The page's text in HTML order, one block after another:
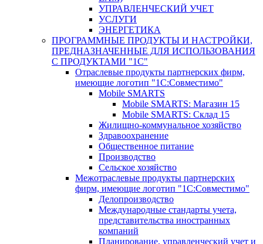
УПРАВЛЕНЧЕСКИЙ УЧЕТ
УСЛУГИ
ЭНЕРГЕТИКА
ПРОГРАММНЫЕ ПРОДУКТЫ И НАСТРОЙКИ,
ПРЕДНАЗНАЧЕННЫЕ ДЛЯ ИСПОЛЬЗОВАНИЯ
С ПРОДУКТАМИ "1С"
Отраслевые продукты партнерских фирм,
имеющие логотип "1С:Совместимо"
Mobile SMARTS
Mobile SMARTS: Магазин 15
Mobile SMARTS: Склад 15
Жилищно-коммунальное хозяйство
Здравоохранение
Общественное питание
Производство
Сельское хозяйство
Межотраслевые продукты партнерских
фирм, имеющие логотип "1С:Совместимо"
Делопроизводство
Международные стандарты учета,
представительства иностранных
компаний
Планирование, управленческий учет и